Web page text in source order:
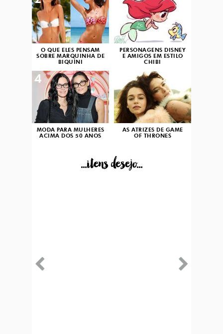
O QUE ELES PENSAM
SOBRE MARQUINHA DE
BIQUÍNI
PERSONAGENS DISNEY
E AMIGOS EM ESTILO
CHIBI
MODA PARA MULHERES
ACIMA DOS 50 ANOS
4
AS ATRIZES DE GAME
OF THRONES
...itens desejo...